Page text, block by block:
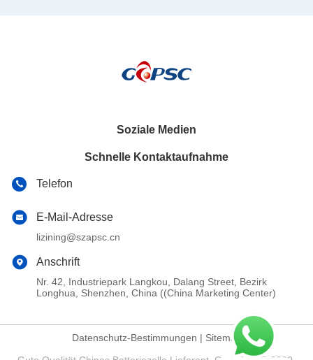
Soziale Medien
Schnelle Kontaktaufnahme
Telefon
E-Mail-Adresse
lizining@szapsc.cn
Anschrift
Nr. 42, Industriepark Langkou, Dalang Street, Bezirk
Longhua, Shenzhen, China ((China Marketing Center)
Datenschutz-Bestimmungen | Sitemap